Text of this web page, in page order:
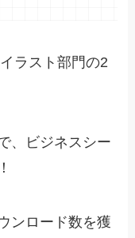
ラスト部門の2
、ビジネスシー
ンロード数を獲